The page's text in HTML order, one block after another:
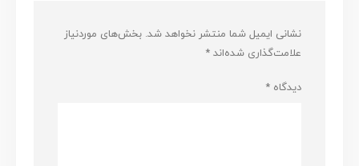
نشانی ایمیل شما منتشر نخواهد شد. بخش‌های موردنیاز
علامت‌گذاری شده‌اند*
دیدگاه*